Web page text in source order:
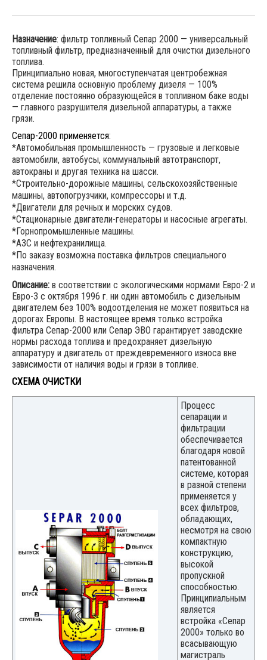
Назначение: фильтр топливный Сепар 2000 — универсальный
топливный фильтр, предназначенный для очистки дизельного
топлива.
Принципиально новая, многоступенчатая центробежная
система решила основную проблему дизеля — 100%
отделение постоянно образующейся в топливном баке воды
— главного разрушителя дизельной аппаратуры, а также
грязи.
Сепар-2000 применяется:
*Автомобильная промышленность — грузовые и легковые
автомобили, автобусы, коммунальный автотранспорт,
автокраны и другая техника на шасси.
*Строительно-дорожные машины, сельскохозяйственные
машины, автопогрузчики, компрессоры и т.д.
*Двигатели для речных и морских судов.
*Стационарные двигатели-генераторы и насосные агрегаты.
*Горнопромышленные машины.
*АЗС и нефтехранилища.
*По заказу возможна поставка фильтров специального
назначения.
Описание: в соответствии с экологическими нормами Евро-2 и
Евро-3 с октября 1996 г. ни один автомобиль с дизельным
двигателем без 100% водоотделения не может появиться на
дорогах Европы. В настоящее время только встройка
фильтра Сепар-2000 или Сепар ЭВО гарантирует заводские
нормы расхода топлива и предохраняет дизельную
аппаратуру и двигатель от преждевременного износа вне
зависимости от наличия воды и грязи в топливе.
СХЕМА ОЧИСТКИ
Процесс
сепарации и
фильтрации
обеспечивается
благодаря новой
патентованной
системе, которая
в разной степени
применяется у
всех фильтров,
обладающих,
несмотря на свою
компактную
конструкцию,
высокой
пропускной
способностью.
Принципиальным
является
встройка «Сепар
2000» только во
всасывающую
магистраль